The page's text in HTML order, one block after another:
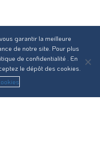
garantir la meilleure
de notre site. Pour plus
de confidentialité
. En
le dépôt des cookies.